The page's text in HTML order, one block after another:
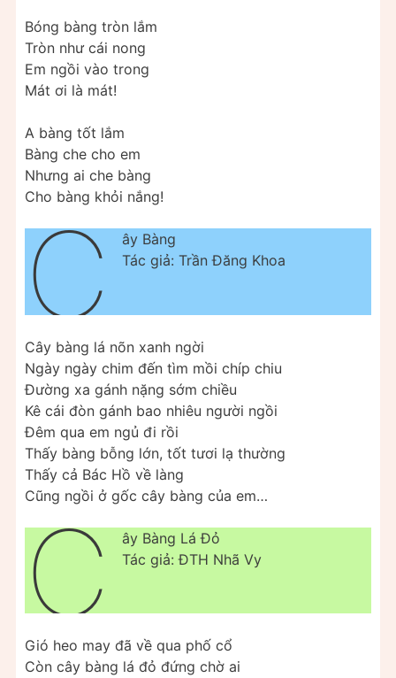
Bóng bàng tròn lắm
Tròn như cái nong
Em ngồi vào trong
Mát ơi là mát!
A bàng tốt lắm
Bàng che cho em
Nhưng ai che bàng
Cho bàng khỏi nắng!
C
ây Bàng
Tác giả: Trần Đăng Khoa
Cây bàng lá nõn xanh ngời
Ngày ngày chim đến tìm mồi chíp chiu
Đường xa gánh nặng sớm chiều
Kê cái đòn gánh bao nhiêu người ngồi
Đêm qua em ngủ đi rồi
Thấy bàng bỗng lớn, tốt tươi lạ thường
Thấy cả Bác Hồ về làng
Cũng ngồi ở gốc cây bàng của em…
C
ây Bàng Lá Đỏ
Tác giả: ĐTH Nhã Vy
Gió heo may đã về qua phố cổ
Còn cây bàng lá đỏ đứng chờ ai